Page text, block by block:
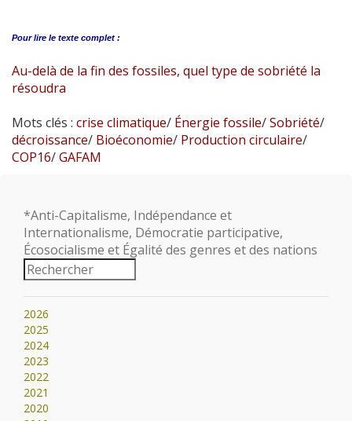
Pour lire le texte complet :
Au-delà de la fin des fossiles, quel type de sobriété la
résoudra
Mots clés : crise climatique/ Énergie fossile/Sobriété/
décroissance/ Bioéconomie/ Production circulaire/
COP16/GAFAM
*Anti-Capitalisme, Indépendance et
Internationalisme, Démocratie participative,
Écosocialisme et Égalité des genres et des nations
2026
2025
2024
2023
2022
2021
2020